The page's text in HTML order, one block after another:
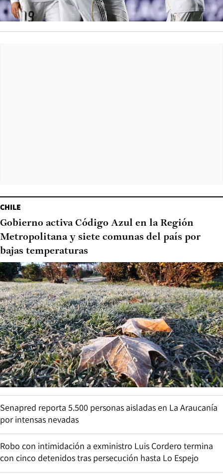
CHILE
Gobierno activa Código Azul en la Región
Metropolitana y siete comunas del país por
bajas temperaturas
Senapred reporta 5.500 personas aisladas en La Araucanía
por intensas nevadas
Robo con intimidación a exministro Luis Cordero termina
con cinco detenidos tras persecución hasta Lo Espejo